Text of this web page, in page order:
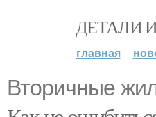
ДЕТАЛИ
главная
Вторичные